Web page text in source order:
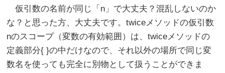
仮引数の名前が同じ「n」で大丈夫？混乱しないのか
な？と思った方、大丈夫です。twiceメソッドの仮引数
nのスコープ（変数の有効範囲）は、twiceメソッドの
定義部分{ }の中だけなので、それ以外の場所で同じ変
数名を使っても完全に別物として扱うことができま